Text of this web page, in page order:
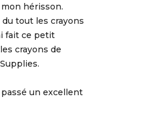
mon hérisson.
tout les crayons
fait ce petit
crayons de
passé un excellent